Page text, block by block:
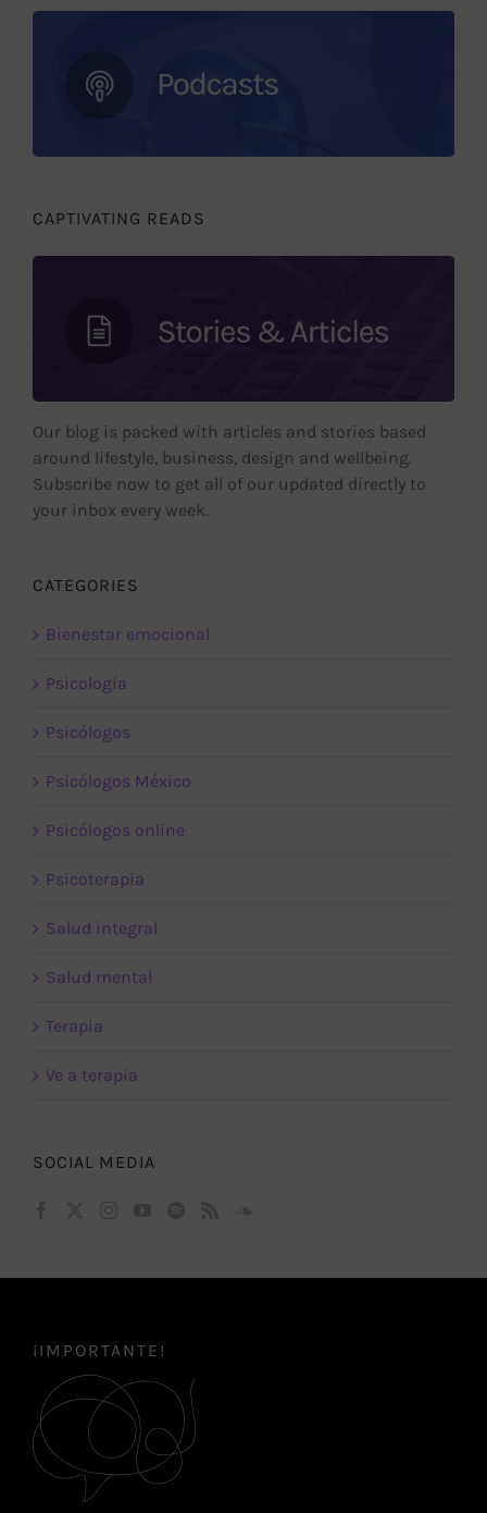
CAPTIVATING READS
Our blog is packed with articles and stories based
around lifestyle, business, design and wellbeing.
Subscribe now to get all of our updated directly to
your inbox every week.
CATEGORIES
Bienestar emocional
Psicología
Psicólogos
Psicólogos México
Psicólogos online
Psicoterapia
Salud integral
Salud mental
Terapia
Ve a terapia
SOCIAL MEDIA
¡IMPORTANTE!